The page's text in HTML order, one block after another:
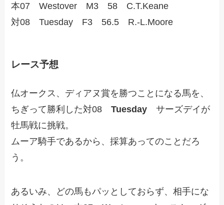
本07 Westover M3 58 C.T.Keane
対08 Tuesday F3 56.5 R.-L.Moore
レース予想
仏オークス、ディアヌ賞を勝つことになる馬を、
ちぎって勝利した対08Tuesday サーズデイが
牡馬戦に挑戦。
ムーア騎手であるから、採算あってのことだろ
う。
あるいみ、どの馬もパッとしておらず、相手にな